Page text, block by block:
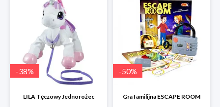
-38%
LILA Tęczowy Jednorożec
-50%
Gra familijna ESCAPE ROOM